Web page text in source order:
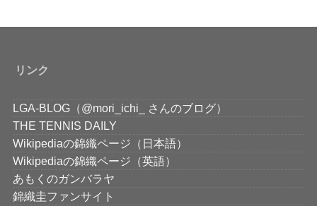
リンク
LGA-BLOG（@mori_ichi_ さんのブログ）
THE TENNIS DAILY
Wikipediaの錦織ページ（日本語）
Wikipediaの錦織ページ（英語）
あもくのガンバラヤ
錦織圭ファンサイト